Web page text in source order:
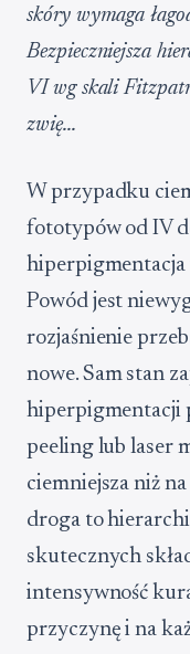
skóry wymaga
Bezpieczniejsza
VI wg skali
zwię...
W przypadku
fototypów od IV
hiperpigmentacja
Powód jest
rozjaśnienie
nowe. Sam stan
hiperpigmentacji
peeling lub laser
ciemniejsza niż
droga to
skutecznych
intensywność
przyczynę i na